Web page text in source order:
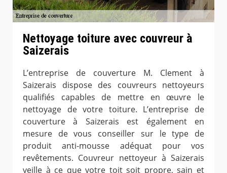
Nettoyage toiture avec couvreur à
Saizerais
L’entreprise de couverture M. Clement à
Saizerais dispose des couvreurs nettoyeurs
qualifiés capables de mettre en œuvre le
nettoyage de votre toiture. L’entreprise de
couverture à Saizerais est également en
mesure de vous conseiller sur le type de
produit anti-mousse adéquat pour vos
revêtements. Couvreur nettoyeur à Saizerais
veille à ce que votre toit soit propre, sain et